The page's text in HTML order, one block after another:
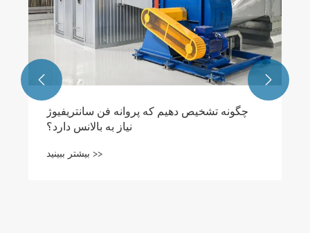
چگونه تشخیص دهیم که پروانه فن سانتریفیوژ
نیاز به بالانس دارد؟
بیشتر ببینید >>
 